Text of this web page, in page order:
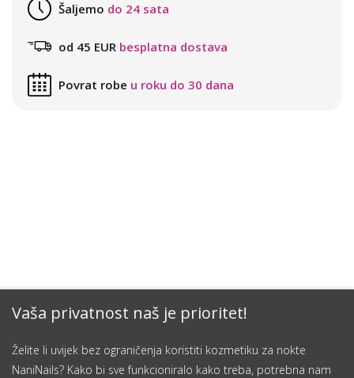
Vaša privatnost naš je prioritet!
Želite li uvijek bez ograničenja koristiti kozmetiku za nokte
NaniNails? Kako bi sve funkcioniralo kako treba, potrebna nam
Šaljemo do 24 sata
od 45 EUR besplatna dostava
Povrat robe u roku do 30 dana